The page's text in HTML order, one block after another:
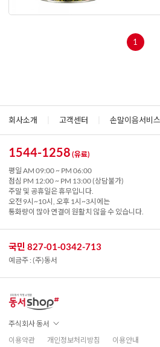
1
회사소개 고객센터 손말이음서비스
1544-1258 (유료)
평일 AM 09:00 ~ PM 06:00
점심 PM 12:00 ~ PM 13:00 (상담불가)
주말 및 공휴일은 휴무입니다.
오전 9시~10시, 오후 1시~3시에는
통화량이 많아 연결이 원활치 않을 수 있습니다.
국민 827-01-0342-713
예금주 : (주)동서
주식회사 동서
이용약관
개인정보처리방침 이용안내